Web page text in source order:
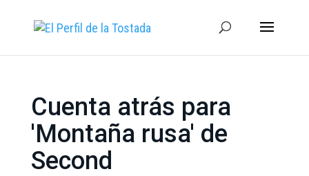
Cuenta atrás para
'Montaña rusa' de
Second